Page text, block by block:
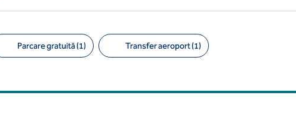
Parcare gratuită (1) Transfer aeroport (1)